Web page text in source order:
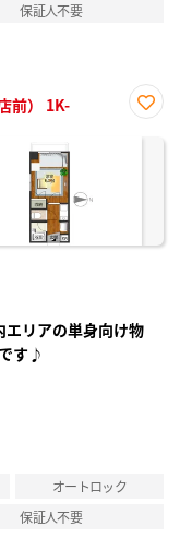
保証人不要
前） 1K-
に入
エリアの単身向け物
す♪
オートロック
保証人不要